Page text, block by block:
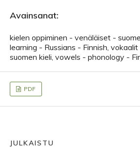
Avainsanat:
kielen oppiminen - venäläiset -
learning - Russians - Finnish,
suomen kieli, vowels - phonology -
PDF
JULKAISTU